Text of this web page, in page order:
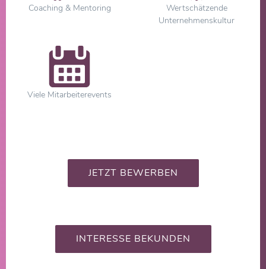
Coaching & Mentoring
Wertschätzende
Unternehmenskultur
Viele Mitarbeiterevents
JETZT BEWERBEN
INTERESSE BEKUNDEN